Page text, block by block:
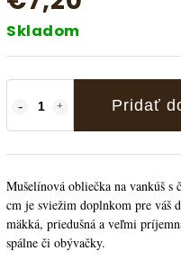
Skladom
Pridať
Mušelínová obliečka na vankúš
cm je sviežim doplnkom pre váš
mäkká, priedušná a veľmi
spálne či obývačky.